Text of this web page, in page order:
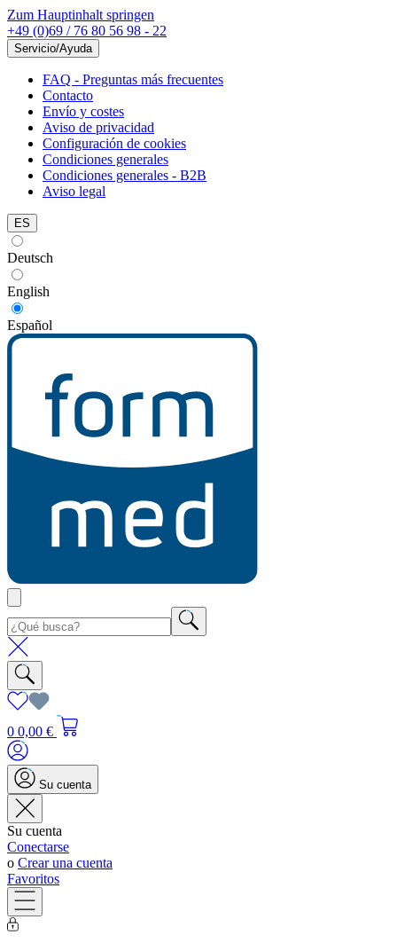
Zum Hauptinhalt springen
+49 (0)69 / 76 80 56 98 - 22
Servicio/Ayuda
FAQ - Preguntas más frecuentes
Contacto
Envío y costes
Aviso de privacidad
Configuración de cookies
Condiciones generales
Condiciones generales - B2B
Aviso legal
ES
Deutsch
English
Español
0 0,00 €
Su cuenta
Su cuenta
Conectarse
o Crear una cuenta
Favoritos